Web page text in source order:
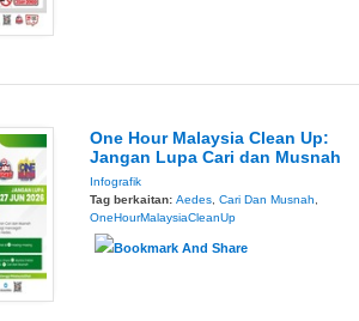
One Hour Malaysia Clean Up:
Jangan Lupa Cari dan Musnah
Infografik
Tag berkaitan:Aedes ,Cari Dan Musnah
OneHourMalaysiaCleanUp